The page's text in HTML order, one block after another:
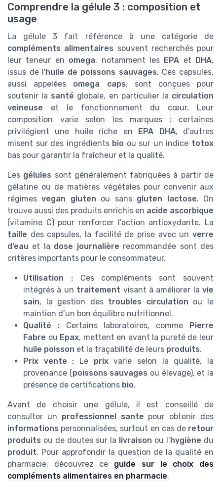
Comprendre la gélule 3 : composition et
usage
La gélule 3 fait référence à une catégorie de
compléments alimentaires souvent recherchés pour
leur teneur en omega, notamment les EPA et DHA,
issus de l'huile de poissons sauvages. Ces capsules,
aussi appelées omega caps, sont conçues pour
soutenir la santé globale, en particulier la circulation
veineuse et le fonctionnement du cœur. Leur
composition varie selon les marques : certaines
privilégient une huile riche en
EPA DHA, d’autres
misent sur des ingrédients bio ou sur un indice totox
bas pour garantir la fraîcheur et la qualité.
Les gélules sont généralement fabriquées à partir de
gélatine ou de matières végétales pour convenir aux
régimesvegan gluten ou sans gluten lactose. On
trouve aussi des produits enrichis en acide ascorbique
(vitamine C) pour renforcer l’action antioxydante. La
taille des capsules, la facilité de prise avec un verre
d’eau et la dose journalière recommandée sont des
critères importants pour le consommateur.
Utilisation :Ces compléments sont souvent
intégrés à un traitement visant à améliorer la vie
sain, la gestion des troubles circulation ou le
maintien d’un bon équilibre nutritionnel.
Qualité :Certains laboratoires, comme
Pierre
Fabre ou Epax, mettent en avant la pureté de leur
huile poisson et la traçabilité de leurs produits.
Prix vente : Le prixvarie selon la qualité, la
provenance (poissons sauvages ou élevage), et la
présence de certifications bio.
Avant de choisir une gélule, il est conseillé de
consulter un professionnel sante pour obtenir des
informations personnalisées, surtout en cas de retour
produits ou de doutes sur la livraison ou l’ hygiène du
produit. Pour approfondir la question de la qualité en
pharmacie, découvrez ce guide sur le choix des
compléments alimentaires en pharmacie.